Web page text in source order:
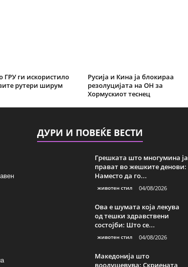
ГРУ ги искористило
рутери ширум
Русија и Кина ја блокираа
резолуцијата на ОН за
Хормускиот теснец
ДУРИ И ПОВЕЌЕ ВЕСТИ
Грешката што многумина ја
прават во жешките денови:
Наместо да го...
животен стил 04/08/2026
Ова е шумата која лекува
од тешки здравствени
состојби: Што се...
животен стил 04/08/2026
Македонија што
воодушевува: Скриената